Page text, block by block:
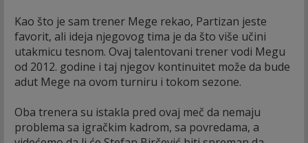
Kao što je sam trener Mege rekao, Partizan jeste
favorit, ali ideja njegovog tima je da što više učini
utakmicu tesnom. Ovaj talentovani trener vodi Megu
od 2012. godine i taj njegov kontinuitet može da bude
adut Mege na ovom turniru i tokom sezone.
Oba trenera su istakla pred ovaj meč da nemaju
problema sa igračkim kadrom, sa povredama, a